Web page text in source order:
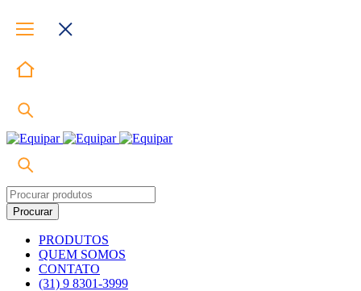
PRODUTOS
QUEM SOMOS
CONTATO
(31) 9 8301-3999